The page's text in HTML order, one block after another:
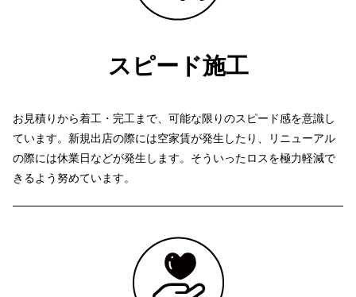
スピード施工
お見積りから着工・完工まで、可能な限りのスピード感を意識し
ています。 新規出店の際には空家賃が発生したり、リニューアル
の際には休業日などが発生します。 そういったロスを極力軽減で
きるよう努めています。